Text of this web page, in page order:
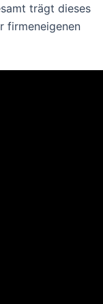
trägt dieses
firmeneigenen